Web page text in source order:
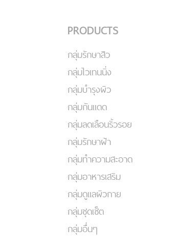
PRODUCTS
กลุ่มรักษาสิว
กลุ่มไวเทนนิ่ง
กลุ่มบำรุงผิว
กลุ่มกันแดด
กลุ่มลดเลือนริ้วรอย
กลุ่มรักษาฝ้า
กลุ่มทำความสะอาด
กลุ่มอาหารเสริม
กลุ่มดูแลผิวกาย
กลุ่มชุดเซ็ต
กลุ่มอื่นๆ